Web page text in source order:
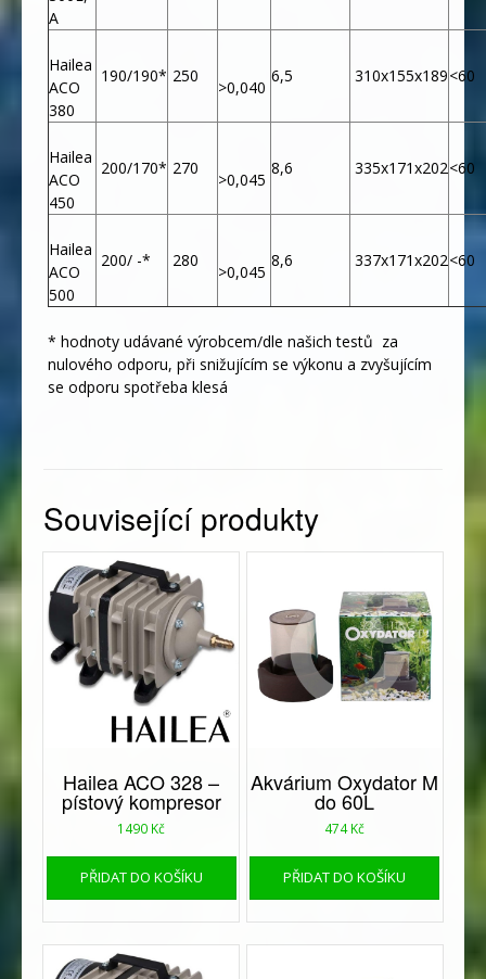
A
Hailea
ACO
380
190/190* 250
>0,040
6,5 310x155x189<60
Hailea
ACO
450
200/170* 270
>0,045
8,6 335x171x202<60
Hailea
ACO
500
200/ -* 280
>0,045
8,6 337x171x202<60
* hodnoty udávané výrobcem/dle našich testů za
nulového odporu, při snižujícím se výkonu a zvyšujícím
se odporu spotřeba klesá
Související produkty
Hailea ACO 328 –
pístový kompresor
1490 Kč
PŘIDAT DO KOŠÍKU
Akvárium Oxydator M
do 60L
474Kč
PŘIDAT DO KOŠÍKU